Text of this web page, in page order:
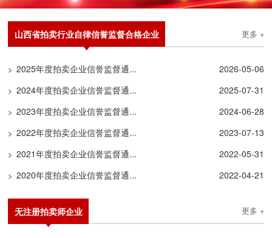
山西省拍卖行业自律信誉监督合格企业 更多 +
> 2025年度拍卖企业信誉监督通... 2026-05-06
> 2024年度拍卖企业信誉监督通... 2025-07-31
> 2023年度拍卖企业信誉监督通... 2024-06-28
> 2022年度拍卖企业信誉监督通... 2023-07-13
> 2021年度拍卖企业信誉监督通... 2022-05-31
> 2020年度拍卖企业信誉监督通... 2022-04-21
无注册拍卖师企业 更多 +